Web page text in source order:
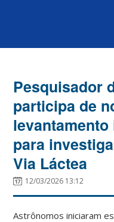
Pesquisador
participa de
para
Via Láctea
12/03/2026 13:12
Astrônomos iniciaram